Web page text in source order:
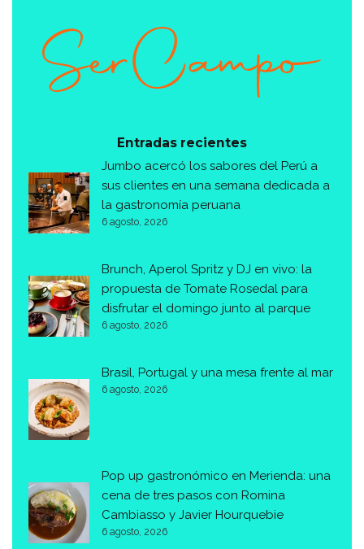
Entradas recientes
Jumbo acercó los sabores del Perú a
sus clientes en una semana dedicada a
la gastronomía peruana
6 agosto, 2026
Brunch, Aperol Spritz y DJ en vivo: la
propuesta de Tomate Rosedal para
disfrutar el domingo junto al parque
6 agosto, 2026
Brasil, Portugal y una mesa frente al mar
6 agosto, 2026
Pop up gastronómico en Merienda: una
cena de tres pasos con Romina
Cambiasso y Javier Hourquebie
6 agosto, 2026